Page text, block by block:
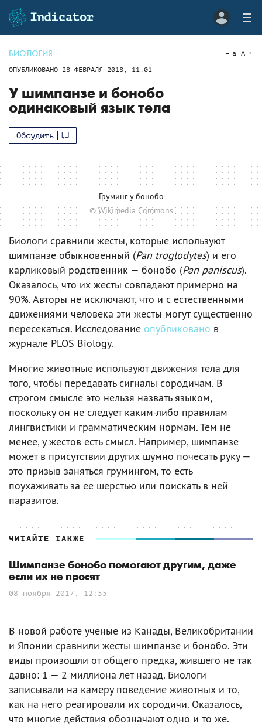
БИОЛОГИЯ
ОПУБЛИКОВАНО 28 ФЕВРАЛЯ 2018, 11:01
a A
У шимпанзе и бонобо
одинаковый язык тела
Обсудить
Груминг у бонобо
© Wikimedia Commons
Биологи сравнили жесты, которые используют
шимпанзе обыкновенный (Pan troglodytes) и его
карликовый родственник — бонобо (Pan paniscus).
Оказалось, что их жесты совпадают примерно на
90%. Авторы не исключают, что и с естественными
движениями человека эти жесты могут существенно
пересекаться. Исследование опубликовано в
журнале PLOS Biology.
Многие животные используют движения тела для
того, чтобы передавать сигналы сородичам. В
строгом смысле это нельзя назвать языком,
поскольку он не следует каким-либо правилам
лингвистики и грамматическим нормам. Тем не
менее, у жестов есть смысл. Например, шимпанзе
может в присутствии других шумно почесать руку —
это призыв заняться грумингом, то есть
поухаживать за ее шерстью или поискать в ней
паразитов.
ЧИТАЙТЕ ТАКЖЕ
Шимпанзе бонобо помогают другим, даже
если их не просят
08 ноября 2017, 12:55
В новой работе ученые из Канады, Великобритании
и Японии сравнили жесты шимпанзе и бонобо. Эти
виды произошли от общего предка, жившего не так
давно: 1 — 2 миллиона лет назад. Биологи
записывали на камеру поведение животных и то,
как на него реагировали их сородичи. Оказалось,
что многие действия обозначают одно и то же.